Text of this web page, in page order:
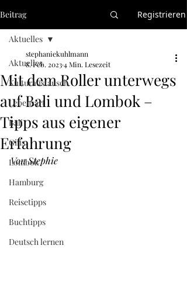
Beitrag Registrieren
Aktuelles
Kulturaustausch
Lebensart
Bali
Gilis
Lombok
Hamburg
Reisetipps
Buchtipps
Deutsch lernen
Aktuelles
Mit dem Roller unterwegs
auf Bali und Lombok –
Tipps aus eigener
Erfahrung
stephaniekuhlmann
8. Feb. 20234 Min. Lesezeit
Von Stephie